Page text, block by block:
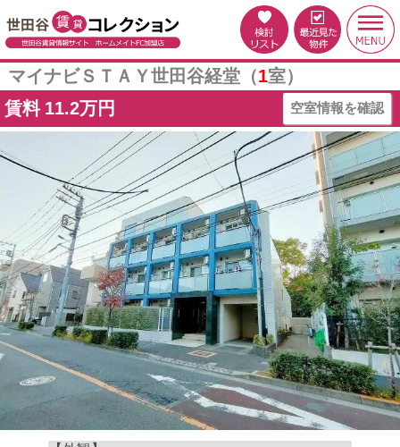
マイナビＳＴＡＹ世田谷経堂（1室）
賃料 11.2万円 空室情報を確認